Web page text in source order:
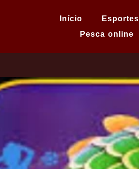
Início Esportes
Pesca online